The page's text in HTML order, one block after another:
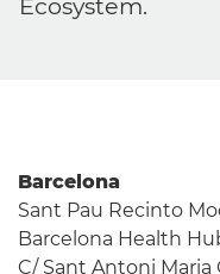
Ecosystem.
Barcelona
Sant Pau Recinto
Barcelona Health
C/ Sant Antoni Maria